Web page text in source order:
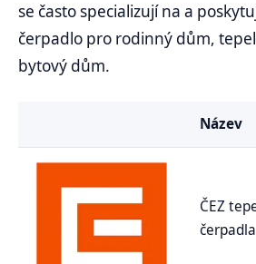
se často specializují na a
čerpadlo pro rodinný dům,
bytový dům.
Název
ČEZ
čerpadla